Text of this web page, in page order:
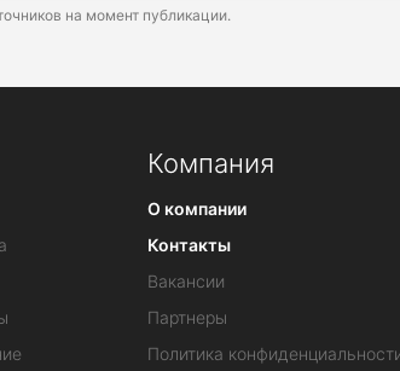
на момент публикации.
Компания
О компании
Контакты
Вакансии
Партнеры
Политика